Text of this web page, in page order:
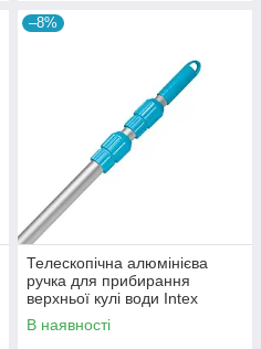
–8%
Телескопічна алюмінієва
ручка для прибирання
верхньої кулі води Intex
29055 (10798), 279 см
(діаметр 28 мм)
В наявності